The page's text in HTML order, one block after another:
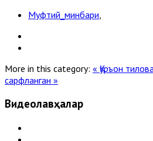
Муфтий_минбари
More in this category: « Қуръон
сарфланган »
Видеолавҳалар